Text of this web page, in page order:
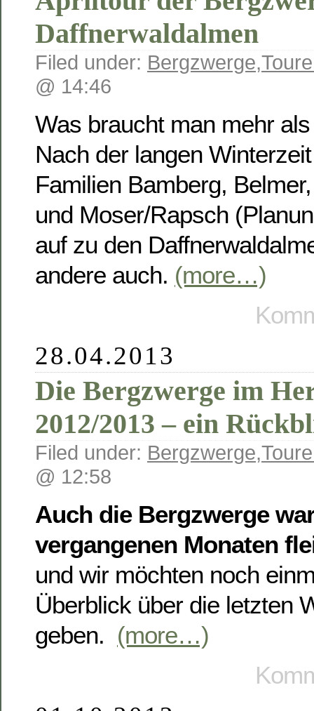
Daffnerwaldalmen
Filed under: Bergzwerge,
@ 14:46
Was braucht man mehr
Nach der langen
Familien Bamberg,
und Moser/Rapsch
auf zu den
andere auch. (more…)
28.04.2013
Die Bergzwerge im
2012/2013 – ein
Filed under: Bergzwerge,
@ 12:58
Auch die Bergzwerge
vergangenen Monaten
und wir möchten noch
Überblick über die letzten
geben. (more…)